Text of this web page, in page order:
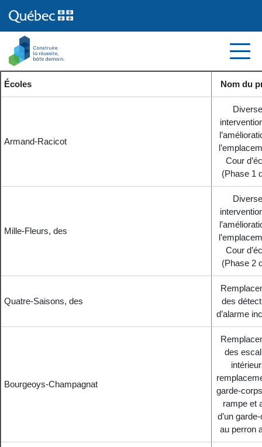
Écoles Nom du
Armand-Racicot
Cour
(Phase 1
Mille-Fleurs, des
Cour
(Phase 2
Quatre-Saisons, des
des
d’alarme
Bourgeoys-Champagnat
des
garde-
rampe et
d’un
au perron